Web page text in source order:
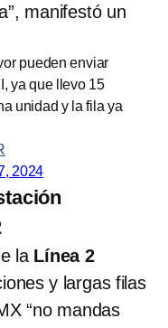
manifestó un
pueden enviar
ya que llevo 15
unidad y la fila ya
2024
la Línea 2
y largas filas
“no mandas